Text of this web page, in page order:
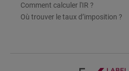
Comment calculer l'IR ?
Où trouver le taux d’imposition ?